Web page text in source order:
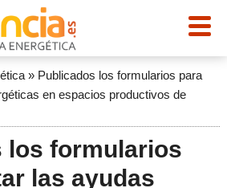
» Publicados los formularios para
en espacios productivos de
los formularios
las ayudas